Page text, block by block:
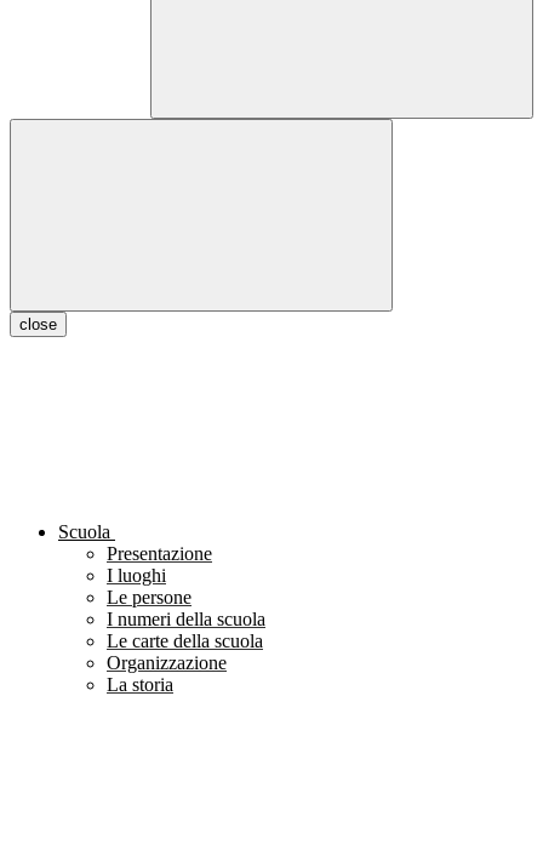
close
Scuola
Presentazione
I luoghi
Le persone
I numeri della scuola
Le carte della scuola
Organizzazione
La storia